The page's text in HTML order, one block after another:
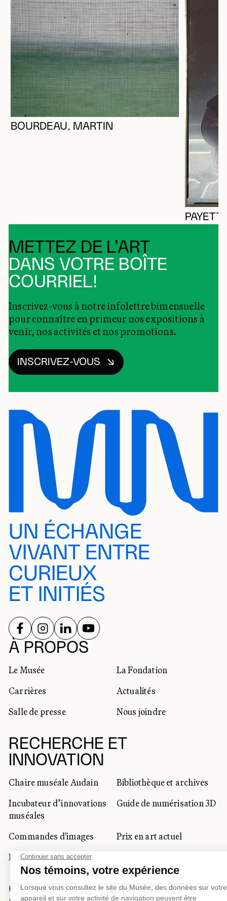
BOURDEAU, MARTIN
METTEZ DE L’ART
DANS VOTRE BOÎTE
COURRIEL!
Inscrivez-vous à notre infolettre bimensuelle
pour connaître en primeur nos expositions à
venir, nos activités et nos promotions.
INSCRIVEZ-VOUS
UN ÉCHANGE
VIVANT ENTRE
CURIEUX
ET INITIÉS
À PROPOS
Le Musée
La Fondation
Carrières
Actualités
Salle de presse
Nous joindre
RECHERCHE ET
INNOVATION
Chaire muséale Audain
Bibliothèque et archives
Incubateur d’innovations
muséales
Guide de numérisation 3D
Commandes d'images
Prix en art actuel
Prix Lynne-Cohen
CLIENTÈLE CORPORATIVE
RÉSEAUX SOCIAUX
SUIVEZ-NOUS SUR
SUIVEZ-NOUS SUR
SUIVEZ-NOUS SUR
SUIVEZ-NOUS SUR